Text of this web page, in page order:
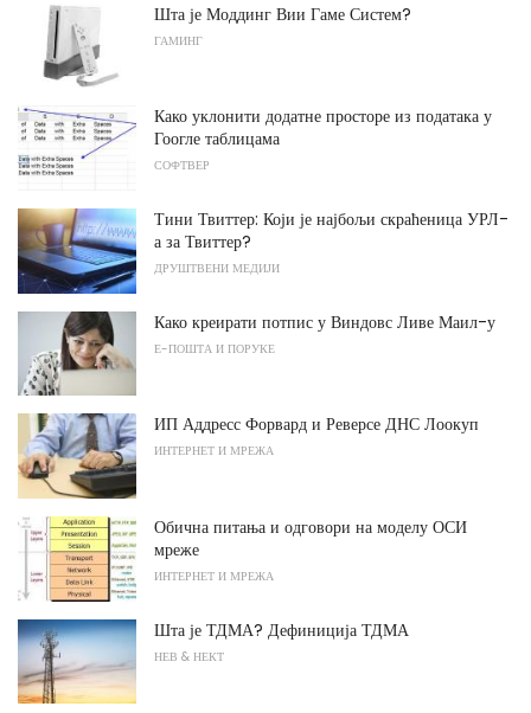
Шта је Моддинг Вии Гаме Систем?
ГАМИНГ
Како уклонити додатне просторе из података у
Гоогле таблицама
СОФТВЕР
Тини Твиттер: Који је најбољи скраћеница УРЛ-
а за Твиттер?
ДРУШТВЕНИ МЕДИЈИ
Како креирати потпис у Виндовс Ливе Маил-у
Е-ПОШТА И ПОРУКЕ
ИП Аддресс Форвард и Реверсе ДНС Лоокуп
ИНТЕРНЕТ И МРЕЖА
Обична питања и одговори на моделу ОСИ
мреже
ИНТЕРНЕТ И МРЕЖА
Шта је ТДМА? Дефиниција ТДМА
НЕВ & НЕКТ